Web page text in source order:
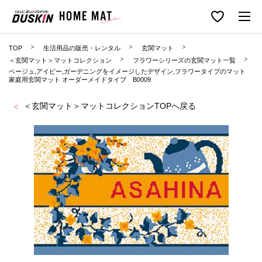
TOP 生活用品の販売・レンタル
玄関マット
＜玄関マット＞マットコレクション
フラワーシリーズの玄関マット一覧
ベージュ,アイビー,ガーデニングをイメージしたデザイン,フラワータイプのマット
家庭用玄関マット オーダーメイドタイプ B0009
＜玄関マット＞マットコレクションTOPへ戻る